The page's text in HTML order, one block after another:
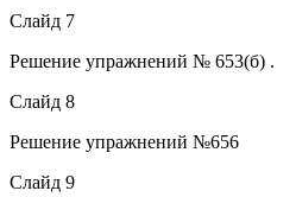
Слайд 7
Решение упражнений № 653(б) .
Слайд 8
Решение упражнений №656
Слайд 9